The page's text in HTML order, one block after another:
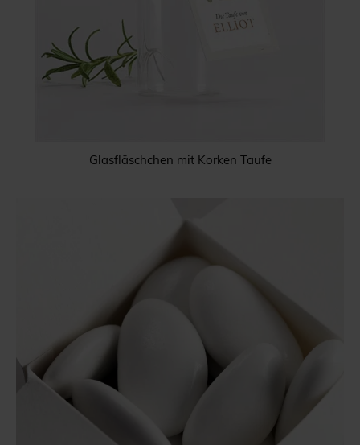
Glasfläschchen mit Korken Taufe